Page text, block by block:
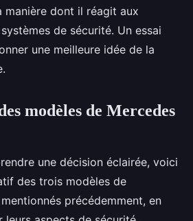
manière dont il réagit aux
de sécurité. Un essai
une meilleure idée de la
modèles de Mercedes
une décision éclairée, voici
des trois modèles de
précédemment, en